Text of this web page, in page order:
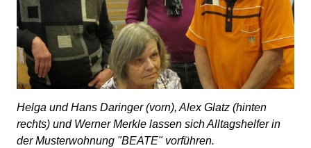
Helga und Hans Daringer (vorn), Alex Glatz (hinten
rechts) und Werner Merkle lassen sich Alltagshelfer in
der Musterwohnung "BEATE" vorführen.